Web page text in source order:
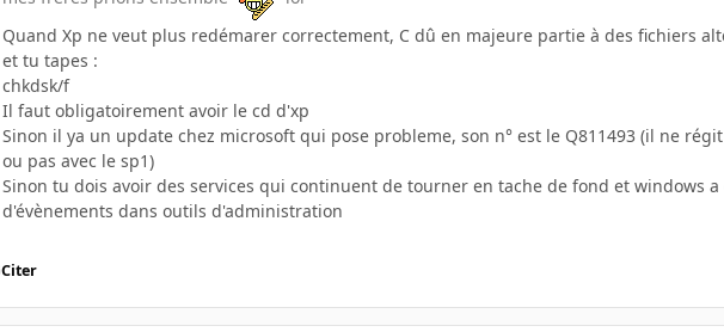
Quand Xp ne veut plus redémarer correctement, C dû en majeure partie à des fichiers
et tu tapes :
chkdsk/f
Il faut obligatoirement avoir le cd d'xp
Sinon il ya un update chez microsoft qui pose probleme, son n° est le Q811493 (il ne
ou pas avec le sp1)
Sinon tu dois avoir des services qui continuent de tourner en tache de fond et windows
d'évènements dans outils d'administration
Citer